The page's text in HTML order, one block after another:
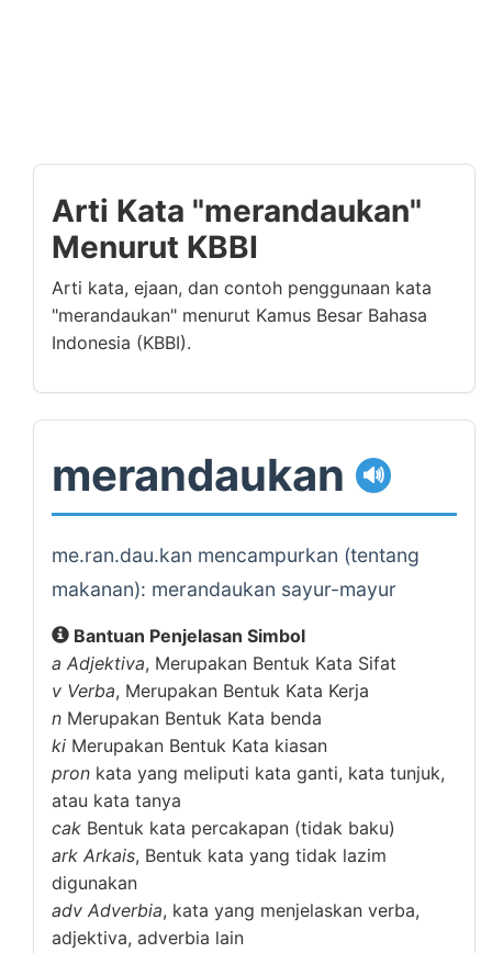
Arti Kata "merandaukan"
Menurut KBBI
Arti kata, ejaan, dan contoh penggunaan kata
"merandaukan" menurut Kamus Besar Bahasa
Indonesia (KBBI).
merandaukan 🔊
me.ran.dau.kan mencampurkan (tentang
makanan): merandaukan sayur-mayur
Bantuan Penjelasan Simbol
a Adjektiva, Merupakan Bentuk Kata Sifat
v Verba, Merupakan Bentuk Kata Kerja
n Merupakan Bentuk Kata benda
ki Merupakan Bentuk Kata kiasan
pron kata yang meliputi kata ganti, kata tunjuk,
atau kata tanya
cak Bentuk kata percakapan (tidak baku)
ark Arkais, Bentuk kata yang tidak lazim
digunakan
adv Adverbia, kata yang menjelaskan verba,
adjektiva, adverbia lain